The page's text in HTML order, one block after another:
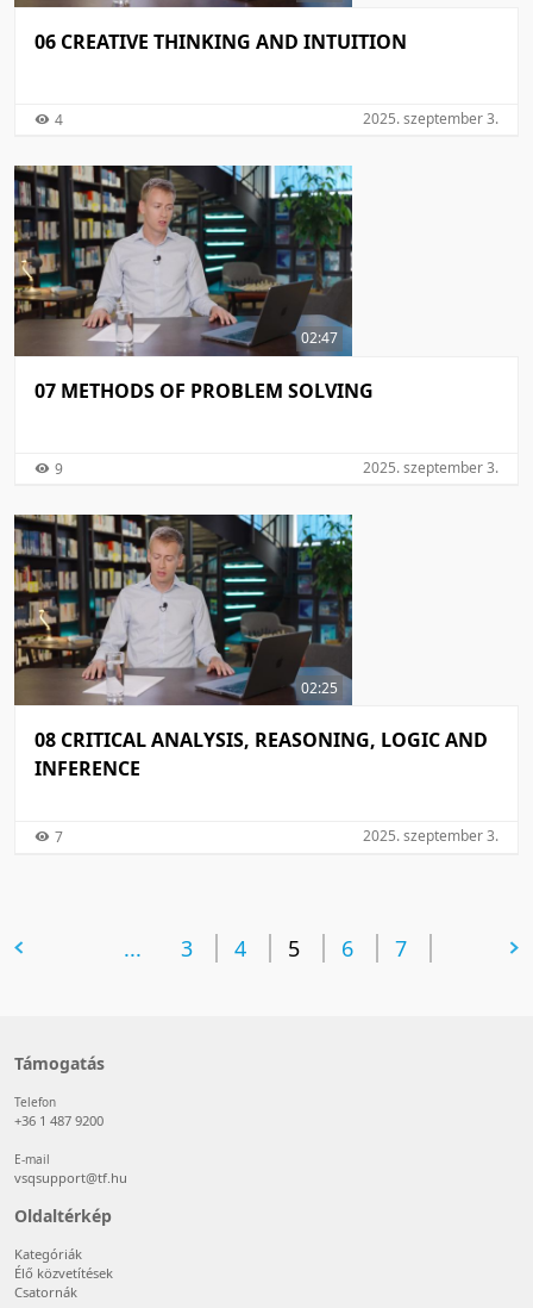
06 CREATIVE THINKING AND INTUITION
4 2025. szeptember 3.
02:47
07 METHODS OF PROBLEM SOLVING
9 2025. szeptember 3.
02:25
08 CRITICAL ANALYSIS, REASONING, LOGIC AND
INFERENCE
7 2025. szeptember 3.
... 3 4 5 6 7
következő oldal
Támogatás
Telefon
+36 1 487 9200
E-mail
vsqsupport@tf.hu
Oldaltérkép
Kategóriák
Élő közvetítések
Csatornák